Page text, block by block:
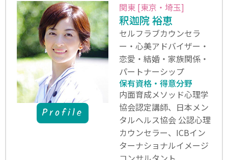
Profile
関東 [東京・埼玉]
釈迦院 裕恵
セルフラブカウンセラ
ー・心美アドバイザー・
恋愛・結婚・家族関係・
パートナーシップ
保有資格・得意分野
内面育成メソッド心理学
協会認定講師、日本メン
タルへルス協会 公認心理
カウンセラー、ICBイン
ターナショナルイメージ